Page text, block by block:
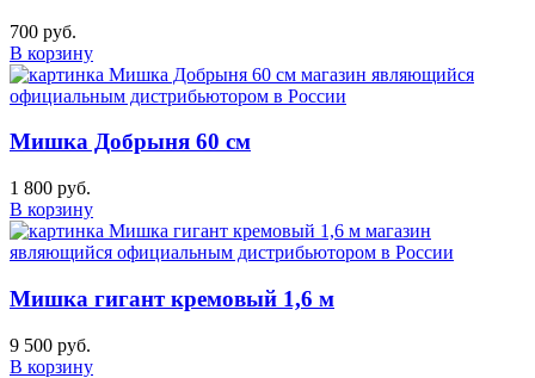
700 руб.
В корзину
Мишка Добрыня 60 см
1 800 руб.
В корзину
Мишка гигант кремовый 1,6 м
9 500 руб.
В корзину